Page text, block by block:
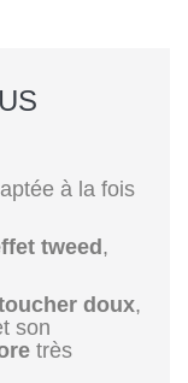
à la fois
tweed,
doux,
son
très